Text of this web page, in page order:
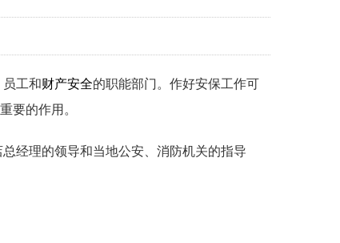
工和财产安全的职能部门。作好安保工作可
要的作用。
经理的领导和当地公安、消防机关的指导